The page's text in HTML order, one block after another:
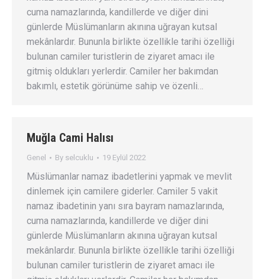
cuma namazlarında, kandillerde ve diğer dini
günlerde Müslümanların akınına uğrayan kutsal
mekânlardır. Bununla birlikte özellikle tarihi özelliği
bulunan camiler turistlerin de ziyaret amacı ile
gitmiş oldukları yerlerdir. Camiler her bakımdan
bakımlı, estetik görünüme sahip ve özenli…
Muğla Cami Halısı
Genel By selcuklu 19 Eylül 2022
Müslümanlar namaz ibadetlerini yapmak ve mevlit
dinlemek için camilere giderler. Camiler 5 vakit
namaz ibadetinin yanı sıra bayram namazlarında,
cuma namazlarında, kandillerde ve diğer dini
günlerde Müslümanların akınına uğrayan kutsal
mekânlardır. Bununla birlikte özellikle tarihi özelliği
bulunan camiler turistlerin de ziyaret amacı ile